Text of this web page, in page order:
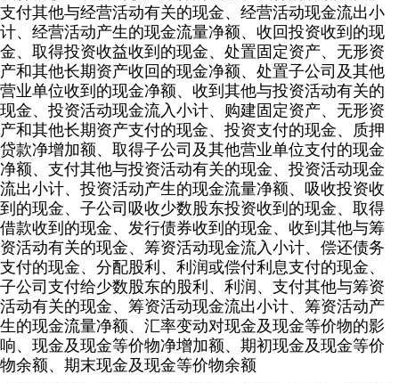
支付其他与经营活动有关的现金、经营活动现金流出小
计、经营活动产生的现金流量净额、收回投资收到的现
金、取得投资收益收到的现金、处置固定资产、无形资
产和其他长期资产收回的现金净额、处置子公司及其他
营业单位收到的现金净额、收到其他与投资活动有关的
现金、投资活动现金流入小计、购建固定资产、无形资
产和其他长期资产支付的现金、投资支付的现金、质押
贷款净增加额、取得子公司及其他营业单位支付的现金
净额、支付其他与投资活动有关的现金、投资活动现金
流出小计、投资活动产生的现金流量净额、吸收投资收
到的现金、子公司吸收少数股东投资收到的现金、取得
借款收到的现金、发行债券收到的现金、收到其他与筹
资活动有关的现金、筹资活动现金流入小计、偿还债务
支付的现金、分配股利、利润或偿付利息支付的现金、
子公司支付给少数股东的股利、利润、支付其他与筹资
活动有关的现金、筹资活动现金流出小计、筹资活动产
生的现金流量净额、汇率变动对现金及现金等价物的影
响、现金及现金等价物净增加额、期初现金及现金等价
物余额、期末现金及现金等价物余额